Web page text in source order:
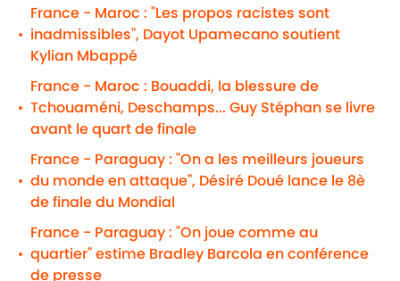
•
France - Maroc : "Les propos racistes sont
inadmissibles", Dayot Upamecano soutient
Kylian Mbappé
•
France - Maroc : Bouaddi, la blessure de
Tchouaméni, Deschamps... Guy Stéphan se livre
avant le quart de finale
•
France - Paraguay : "On a les meilleurs joueurs
du monde en attaque", Désiré Doué lance le 8è
de finale du Mondial
•
France - Paraguay : "On joue comme au
quartier" estime Bradley Barcola en conférence
de presse